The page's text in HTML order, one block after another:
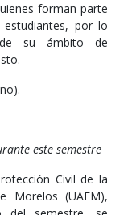
forman parte
por lo
su ámbito de
este semestre
Civil de la
Morelos (UAEM),